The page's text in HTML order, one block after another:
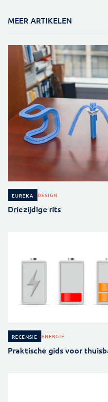
MEER ARTIKELEN
EUREKA DESIGN
Driezijdige rits
RECENSIE ENERGIE
Praktische gids voor